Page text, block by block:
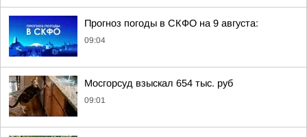
Прогноз погоды в СКФО на 9 августа:
09:04
Мосгорсуд взыскал 654 тыс. руб
09:01